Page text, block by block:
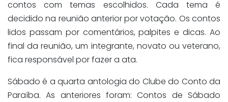
contos com temas escolhidos. Cada tema é
decidido na reunião anterior por votação. Os contos
lidos passam por comentários, palpites e dicas. Ao
final da reunião, um integrante, novato ou veterano,
fica responsável por fazer a ata.
Sábado é a quarta antologia do Clube do Conto da
Paraíba. As anteriores foram: Contos de Sábado